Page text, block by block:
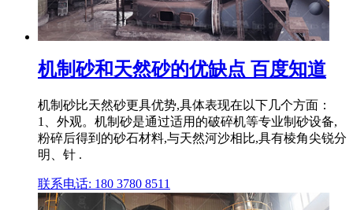
机制砂和天然砂的优缺点 百度知道
机制砂比天然砂更具优势,具体表现在以下几个方面：
1、外观。机制砂是通过适用的破碎机等专业制砂设备,
粉碎后得到的砂石材料,与天然河沙相比,具有棱角尖锐分
明、针 .
联系电话: 180 3780 8511